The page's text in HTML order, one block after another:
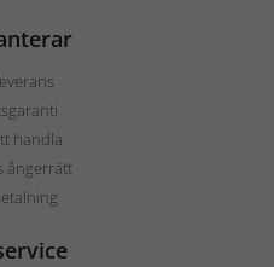
handla
ångerrätt